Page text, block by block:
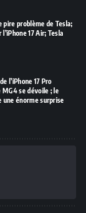
pire problème de Tesla;
17 Air; Tesla
l’iPhone 17 Pro
se dévoile ; le
énorme surprise